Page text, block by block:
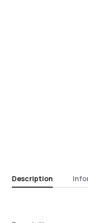
Description